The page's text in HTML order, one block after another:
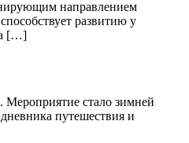
направлением
развитию у
[…]
Мероприятие стало зимней
путешествия и